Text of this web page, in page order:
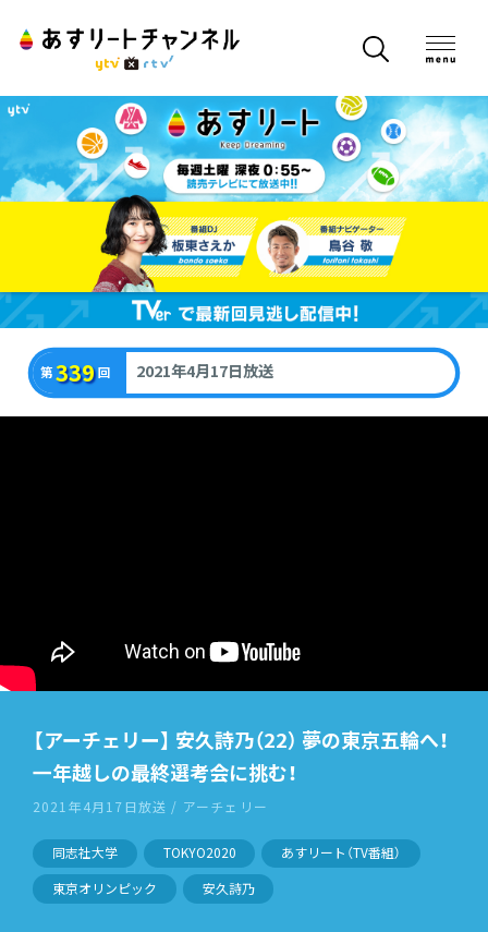
第339回 2021年4月17日放送
【アーチェリー】 安久詩乃（22） 夢の東京五輪へ！
一年越しの最終選考会に挑む！
2021年4月17日放送 / アーチェリー
同志社大学 TOKYO2020
あすリート（TV番組）
東京オリンピック
安久詩乃